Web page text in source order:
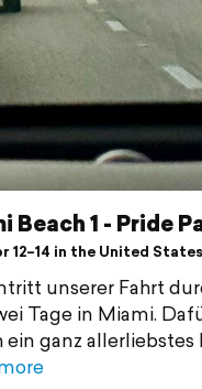
Beach 1 - Pride
12–14 in the United States
unserer Fahrt
Tage in Miami.
ein ganz